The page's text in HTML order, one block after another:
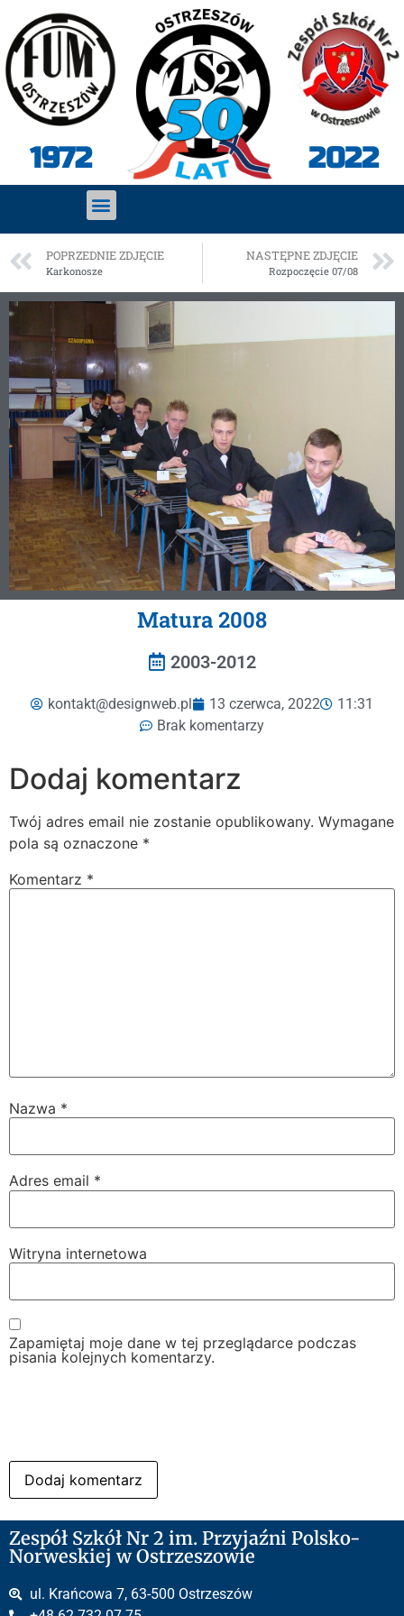
1972 2022
POPRZEDNIE ZDJĘCIE
Karkonosze
NASTĘPNE ZDJĘCIE
Rozpoczęcie 07/08
Matura 2008
2003-2012
kontakt@designweb.pl 13 czerwca, 2022
11:31
Brak komentarzy
Dodaj komentarz
Twój adres email nie zostanie opublikowany. Wymagane
pola są oznaczone *
Komentarz *
Nazwa *
Adres email *
Witryna internetowa
Zapamiętaj moje dane w tej przeglądarce podczas
pisania kolejnych komentarzy.
Zespół Szkół Nr 2 im. Przyjaźni Polsko-
Norweskiej w Ostrzeszowie
ul. Krańcowa 7, 63-500 Ostrzeszów